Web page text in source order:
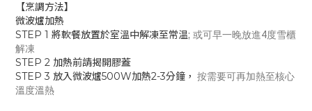
【烹調方法】
微波爐加熱
STEP 1 將軟餐放置於室溫中解凍至常温; 或可早一晚放進4度雪櫃
解凍
STEP 2 加熱前請揭開膠蓋
STEP 3 放入微波爐500W加熱2-3分鐘， 按需要可再加熱至核心
溫度溫熱